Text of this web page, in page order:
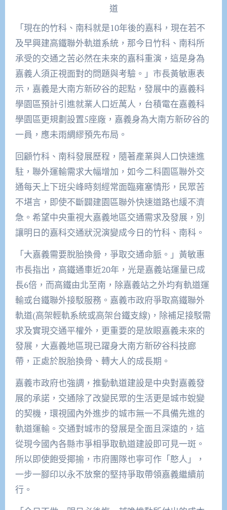
道
「現在的竹科、南科就是10年後的嘉科，現在若不
及早興建高鐵聯外軌道系統，那今日竹科、南科所
承受的交通之苦必然在未來的嘉科重演 ，這是身為
嘉義人須正視面對的問題與考驗。」市長黃敏惠表
示，嘉義是大南方新矽谷的起點，發展中的嘉義科
學園區預計引進就業人口近萬人，台積電在嘉義科
學園區更規劃設置5座廠，嘉義身為大南方新矽谷的
一員，應未雨綢繆預先布局。
回顧竹科、南科發展歷程，隨著產業與人口快速進
駐，聯外運輸需求大幅增加，如今二科園區聯外交
通每天上下班尖峰時刻經常面臨雍塞情形，民眾苦
不堪言，即使不斷闢建園區聯外快速道路也緩不濟
急。希望中央重視大嘉義地區交通需求及發展，別
讓明日的嘉科交通狀況演變成今日的竹科、南科。
「大嘉義需要脫胎換骨，爭取交通命脈。」黃敏惠
市長指出 ，高鐵通車近20年，光是嘉義站運量已成
長6倍，而高鐵由北至南 ， 除嘉義站之外均有軌道運
輸或台鐵聯外接駁服務。嘉義市政府爭取高鐵聯外
軌道(高架輕軌系統或高架台鐵支線)， 除補足接駁需
求及實現交通平權外，更重要的是放眼嘉義未來的
發展， 大嘉義地區現已躍身大南方新矽谷科技廊
帶 ，正處於脫胎換骨、轉大人的成長期。
嘉義市政府也強調，推動軌道建設是中央對嘉義發
展的承諾，交通除了改變民眾的生活更是城市蛻變
的契機，環視國內外進步的城市無一不具備先進的
軌道運輸。交通對城市的發展是全面且深遠的，這
從現今國內各縣市爭相爭取軌道建設即可見一斑。
所以即使飽受揶揄，市府團隊也寧可作「憨人」，
一步一腳印以永不放棄的堅持爭取帶領嘉義繼續前
行。